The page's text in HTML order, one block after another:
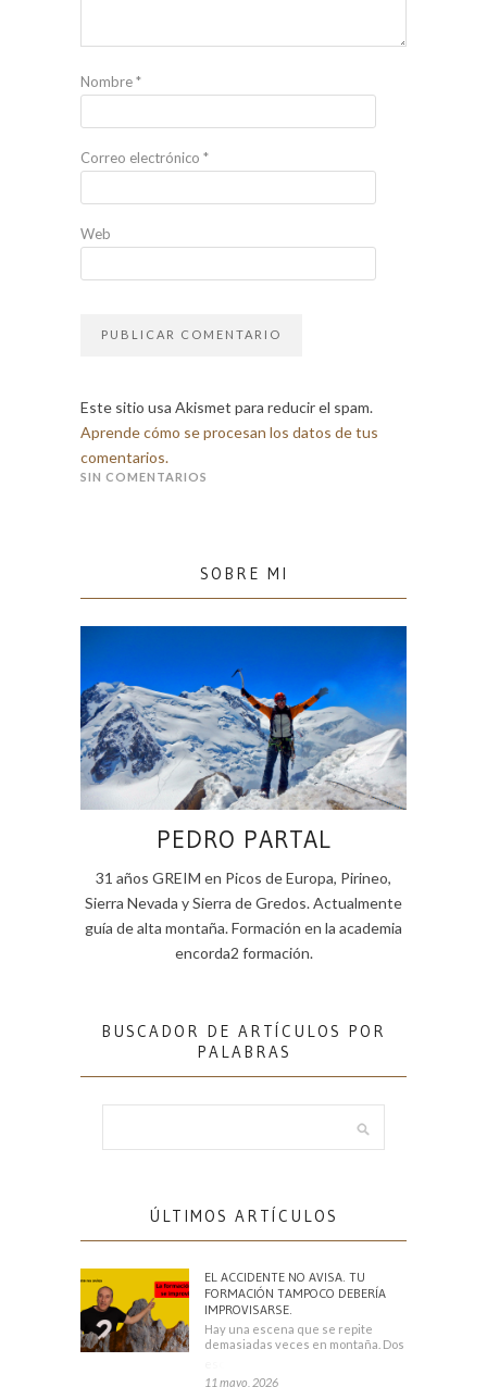
Nombre*
Correo electrónico *
Web
Este sitio usa Akismet para reducir el spam.
Aprende cómo se procesan los datos de tus
comentarios.
SIN COMENTARIOS
SOBRE MI
PEDRO PARTAL
31 años GREIM en Picos de Europa, Pirineo,
Sierra Nevada y Sierra de Gredos. Actualmente
guía de alta montaña. Formación en la academia
encorda2 formación.
BUSCADOR DE ARTÍCULOS POR
PALABRAS
ÚLTIMOS ARTÍCULOS
EL ACCIDENTE NO AVISA. TU
FORMACIÓN TAMPOCO DEBERÍA
IMPROVISARSE.
Hay una escena que se repite
demasiadas veces en montaña. Dos
11 mayo, 2026